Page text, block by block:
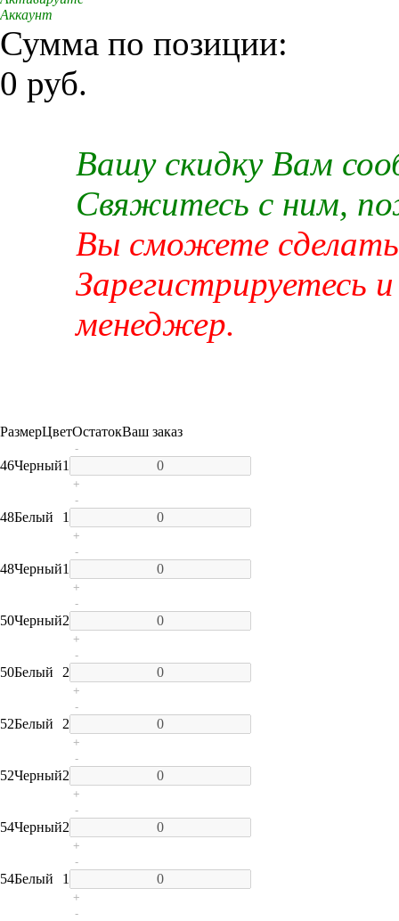
Аккаунт
Сумма по позиции:
0 руб.
Вашу скидку Вам
Свяжитесь с ним,
Вы сможете сделать
Зарегистрируетесь
менеджер.
РазмерЦветОстатокВаш заказ
46Черный1
-
+
48Белый 1
-
+
48Черный1
-
+
50Черный2
-
+
50Белый 2
-
+
52Белый 2
-
+
52Черный2
-
+
54Черный2
-
+
54Белый 1
-
+
-